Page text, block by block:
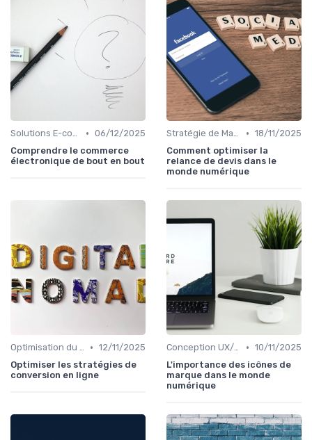
Solutions E-commerce et Marketplace • 06/12/2025
Comprendre le commerce
électronique de bout en bout
Stratégie de Marketing Digital • 18/11/2025
Comment optimiser la
relance de devis dans le
monde numérique
Optimisation du Parcours Client • 12/11/2025
Optimiser les stratégies de
conversion en ligne
Conception UX/UI • 10/11/2025
L'importance des icônes de
marque dans le monde
numérique